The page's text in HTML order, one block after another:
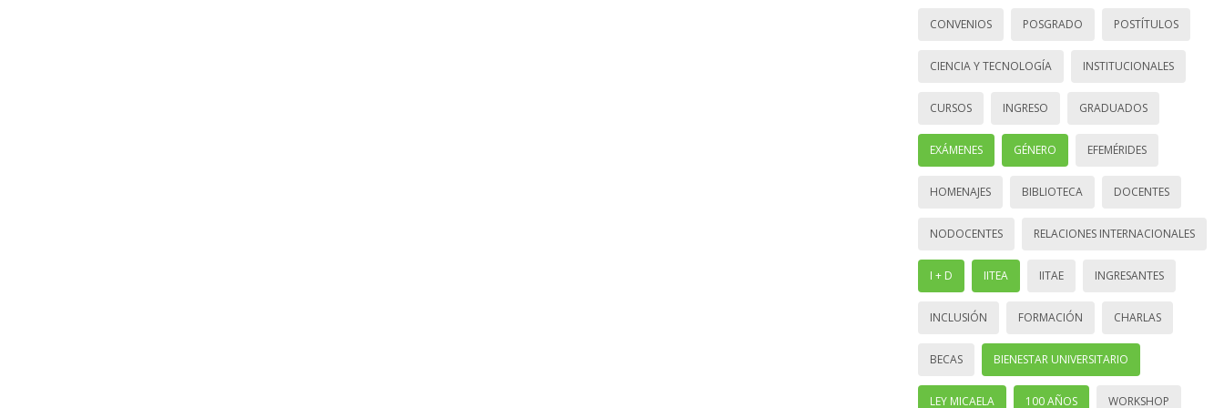
CONVENIOS POSGRADO POSTÍTULOS
CIENCIA Y TECNOLOGÍA INSTITUCIONALES
CURSOS INGRESO GRADUADOS
EXÁMENES GÉNERO EFEMÉRIDES
HOMENAJES BIBLIOTECA DOCENTES
NODOCENTES RELACIONES INTERNACIONALES
I + D IITEA IITAE INGRESANTES
INCLUSIÓN FORMACIÓN CHARLAS
BECAS BIENESTAR UNIVERSITARIO
LEY MICAELA 100 AÑOS WORKSHOP